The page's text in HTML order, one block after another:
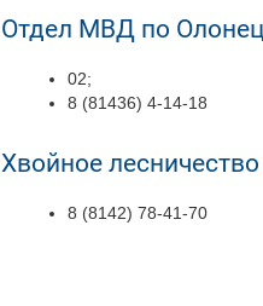
Отдел МВД по
02;
8 (81436) 4-14-18
Хвойное
8 (8142) 78-41-70